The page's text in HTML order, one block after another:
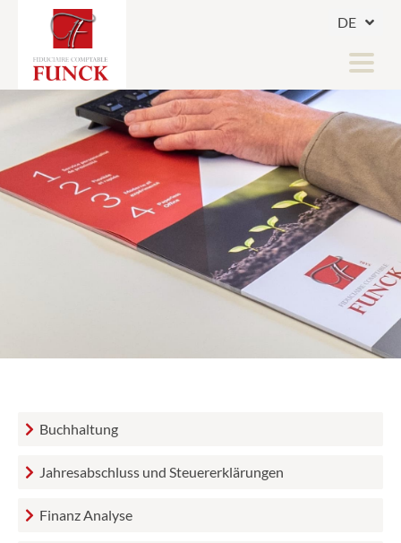
DE
FR
LU
BUCHHALTUNG & STEUERWESEN
SOZIALSEKRETARIAT
SECURE - CLIENT ACCESS
Jobs
Ansprechpartner
Buchhaltung
Jahresabschluss und Steuererklärungen
Finanz Analyse